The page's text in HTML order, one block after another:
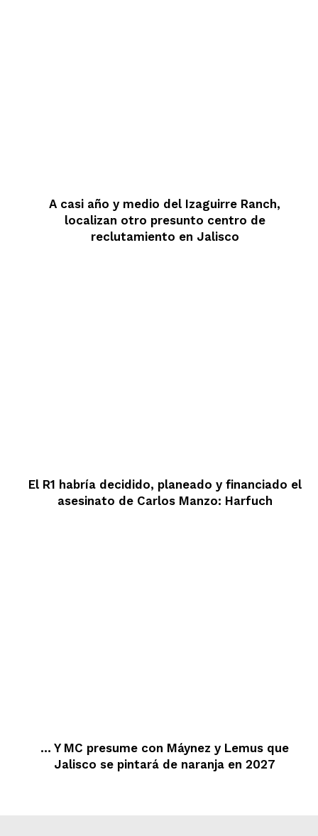
A casi año y medio del Izaguirre Ranch,
localizan otro presunto centro de
reclutamiento en Jalisco
El R1 habría decidido, planeado y financiado el
asesinato de Carlos Manzo: Harfuch
… Y MC presume con Máynez y Lemus que
Jalisco se pintará de naranja en 2027